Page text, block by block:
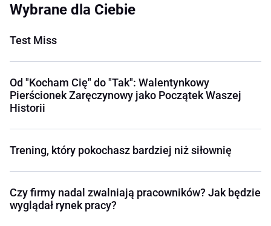
Wybrane dla Ciebie
Test Miss
Od "Kocham Cię" do "Tak": Walentynkowy
Pierścionek Zaręczynowy jako Początek Waszej
Historii
Trening, który pokochasz bardziej niż siłownię
Czy firmy nadal zwalniają pracowników? Jak będzie
wyglądał rynek pracy?